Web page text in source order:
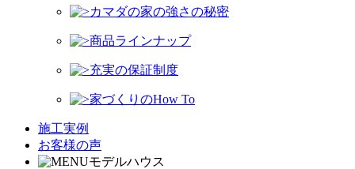
カマダの家の強さの秘密
商品ラインナップ
充実の保証制度
家づくりのHow To
施工実例
お客様の声
モデルハウス